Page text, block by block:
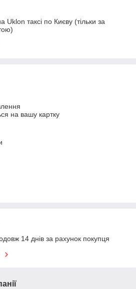
Uklon таксі по Києву (тільки за
на вашу картку
14 днів за рахунок покупця